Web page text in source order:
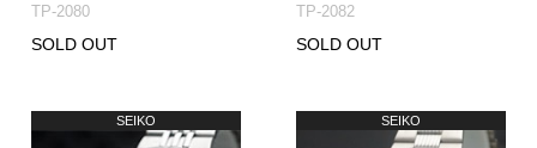
TP-2080
SOLD OUT
TP-2082
SOLD OUT
SEIKO SEIKO